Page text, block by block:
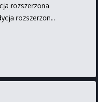
rozszerzona
rozszerzon...